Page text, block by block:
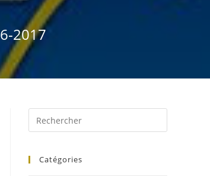
2017
Catégories